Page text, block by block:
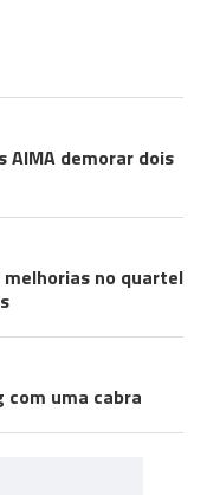
AIMA demorar dois
no quartel
com uma cabra